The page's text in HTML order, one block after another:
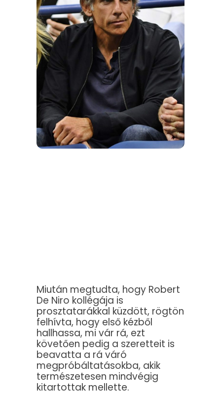
Miután megtudta, hogy Robert
De Niro kollégája is
prosztatarákkal küzdött, rögtön
felhívta, hogy első kézből
hallhassa, mi vár rá, ezt
követően pedig a szeretteit is
beavatta a rá váró
megpróbáltatásokba, akik
természetesen mindvégig
kitartottak mellette.